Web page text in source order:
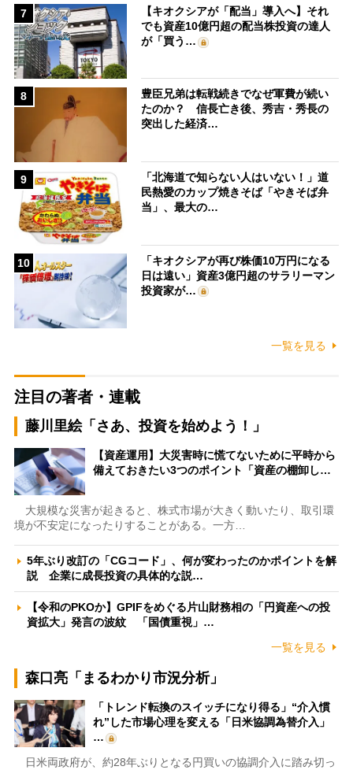
7
【キオクシアが「配当」導入へ】それ
でも資産10億円超の配当株投資の達人
が「買う…
8
豊臣兄弟は転戦続きでなぜ軍費が続い
たのか？ 信長亡き後、秀吉・秀長の
突出した経済…
9
「北海道で知らない人はいない！」道
民熱愛のカップ焼きそば「やきそば弁
当」、最大の…
10
「キオクシアが再び株価10万円になる
日は遠い」資産3億円超のサラリーマン
投資家が…
一覧を見る
注目の著者・連載
藤川里絵「さあ、投資を始めよう！」
【資産運用】大災害時に慌てないために平時から
備えておきたい3つのポイント「資産の棚卸し…
大規模な災害が起きると、株式市場が大きく動いたり、取引環
境が不安定になったりすることがある。一方…
5年ぶり改訂の「CGコード」、何が変わったのかポイントを解
説 企業に成長投資の具体的な説…
【令和のPKOか】GPIFをめぐる片山財務相の「円資産への投
資拡大」発言の波紋 「国債重視」…
一覧を見る
森口亮「まるわかり市況分析」
「トレンド転換のスイッチになり得る」“介入慣
れ”した市場心理を変える「日米協調為替介入」
…
日米両政府が、約28年ぶりとなる円買いの協調介入に踏み切っ